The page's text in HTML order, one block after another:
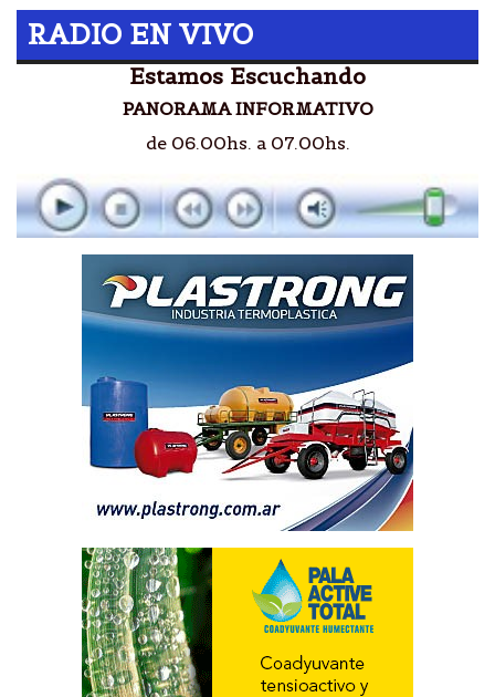
RADIO EN VIVO
Estamos Escuchando
PANORAMA INFORMATIVO
de 06.00hs. a 07.00hs.